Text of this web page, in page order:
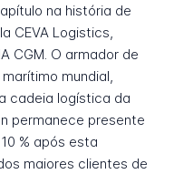
na história de
CEVA Logistics,
CGM. O armador de
mundial,
cadeia logística da
permanece presente
% após esta
maiores clientes de